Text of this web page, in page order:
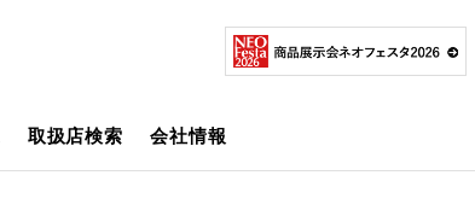
取扱店検索 会社情報